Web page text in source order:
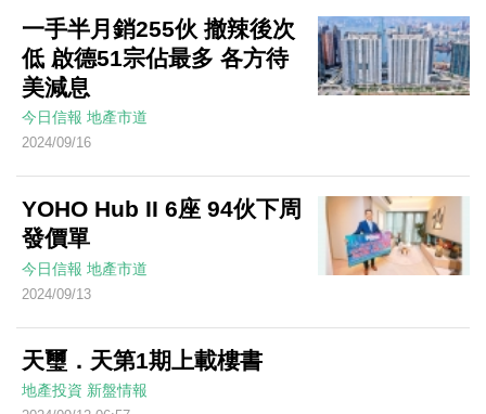
一手半月銷255伙 撤辣後次
低 啟德51宗佔最多 各方待
美減息
今日信報 地產市道
2024/09/16
YOHO Hub II 6座 94伙下周
發價單
今日信報 地產市道
2024/09/13
天璽．天第1期上載樓書
地產投資 新盤情報